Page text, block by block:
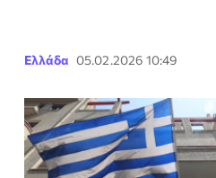
Ελλάδα 05.02.2026 10:49